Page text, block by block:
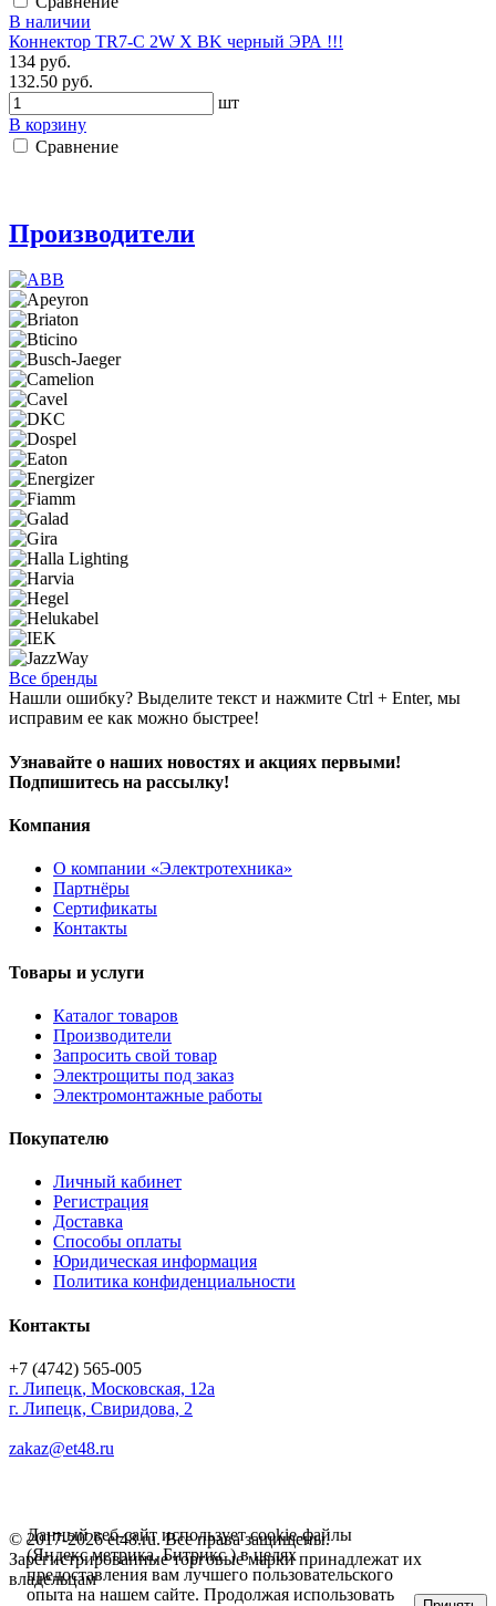
В наличии
Коннектор TR7-C 2W X BK черный ЭРА !!!
134 руб.
132.50 руб.
шт
В корзину
Сравнение
Производители
Все бренды
Нашли ошибку? Выделите текст и нажмите Ctrl + Enter, мы
исправим ее как можно быстрее!
Узнавайте о наших новостях и акциях первыми!
Подпишитесь на рассылку!
Компания
О компании «Электротехника»
Партнёры
Сертификаты
Контакты
Товары и услуги
Каталог товаров
Производители
Запросить свой товар
Электрощиты под заказ
Электромонтажные работы
Покупателю
Личный кабинет
Регистрация
Доставка
Способы оплаты
Юридическая информация
Политика конфиденциальности
Контакты
+7 (4742) 565-005
г. Липецк, Московская, 12а
г. Липецк, Свиридова, 2
zakaz@et48.ru
© 2017-2026 et48.ru. Все права защищены.
Зарегистрированные торговые марки принадлежат их
владельцам
Данный веб-сайт использует cookie-файлы
(Яндекс метрика, Битрикс ) в целях
предоставления вам лучшего пользовательского
опыта на нашем сайте. Продолжая использовать